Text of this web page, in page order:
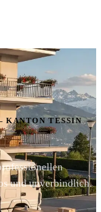
KANTON TESSIN
und unverbindlich.